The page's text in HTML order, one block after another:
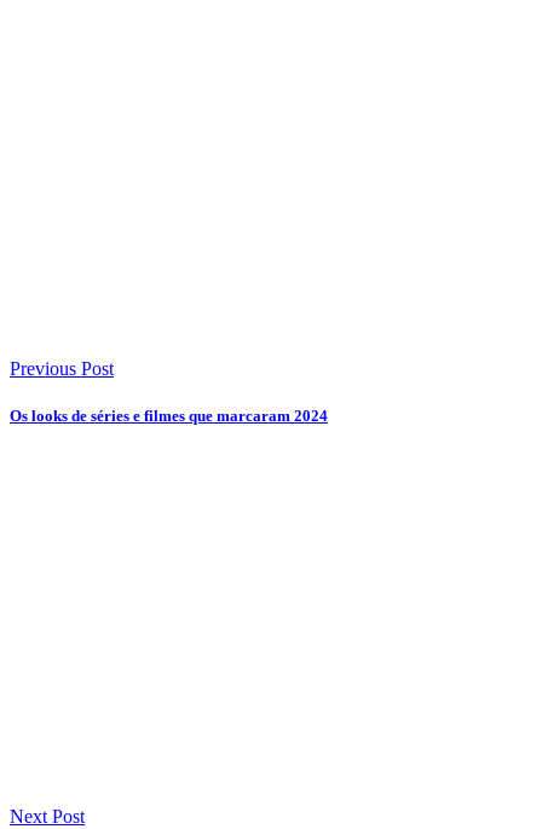
Previous Post
Os looks de séries e filmes que marcaram 2024
Next Post